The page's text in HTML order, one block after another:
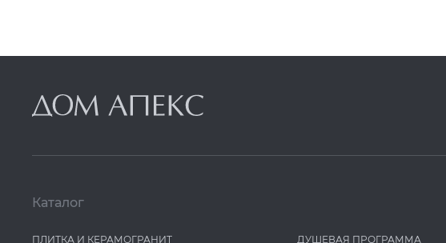
Каталог
ПЛИТКА И КЕРАМОГРАНИТ ДУШЕВАЯ ПРОГРАММА